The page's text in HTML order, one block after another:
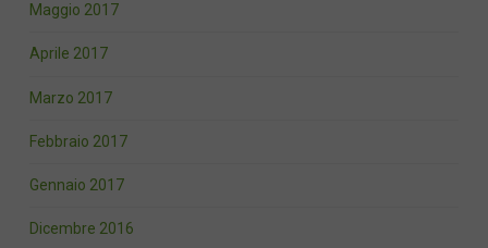
Maggio 2017
Aprile 2017
Marzo 2017
Febbraio 2017
Gennaio 2017
Dicembre 2016